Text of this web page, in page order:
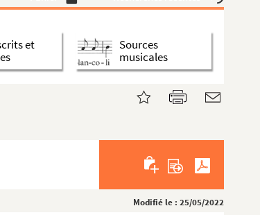
et
Sources
musicales
Modifié le : 25/05/2022